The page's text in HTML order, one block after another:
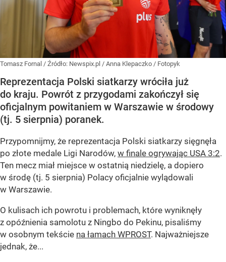
Tomasz Fornal / Źródło: Newspix.pl / Anna Klepaczko / Fotopyk
Reprezentacja Polski siatkarzy wróciła już
do kraju. Powrót z przygodami zakończył się
oficjalnym powitaniem w Warszawie w środowy
(tj. 5 sierpnia) poranek.
Przypomnijmy, że reprezentacja Polski siatkarzy sięgnęła
po złote medale Ligi Narodów, w finale ogrywając USA 3:2.
Ten mecz miał miejsce w ostatnią niedzielę, a dopiero
w środę (tj. 5 sierpnia) Polacy oficjalnie wylądowali
w Warszawie.
O kulisach ich powrotu i problemach, które wyniknęły
z opóźnienia samolotu z Ningbo do Pekinu, pisaliśmy
w osobnym tekście na łamach WPROST. Najważniejsze
jednak, że...